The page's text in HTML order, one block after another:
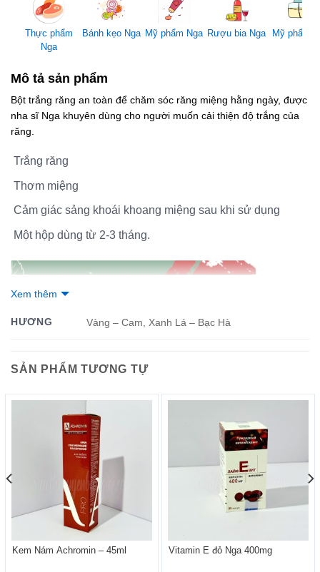
Thực phẩm
Nga
Bánh kẹo Nga Mỹ phẩm Nga Rượu bia Nga Mỹ phẩm
Mô tả sản phẩm
Bột trắng răng an toàn để chăm sóc răng miệng hằng ngày, được
nha sĩ Nga khuyên dùng cho người muốn cải thiện độ trắng của
răng.
Trắng răng
Thơm miệng
Cảm giác sảng khoái khoang miệng sau khi sử dụng
Một hộp dùng từ 2-3 tháng.
Bột tẩy trắng răng FITO của Nga giúp loại bỏ mảng bám,
bảo vệ men răng, làm trắng răng hiệu quả đồng thời ngăn
Xem thêm
HƯƠNG Vàng – Cam, Xanh Lá – Bạc Hà
SẢN PHẨM TƯƠNG TỰ
Kem Nám Achromin – 45ml Vitamin E đỏ Nga 400mg